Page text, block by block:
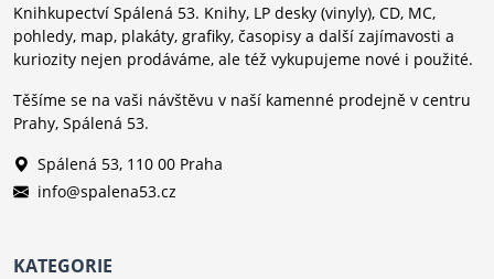
Knihkupectví Spálená 53. Knihy, LP desky (vinyly), CD, MC,
pohledy, map, plakáty, grafiky, časopisy a další zajímavosti a
kuriozity nejen prodáváme, ale též vykupujeme nové i použité.
Těšíme se na vaši návštěvu v naší kamenné prodejně v centru
Prahy, Spálená 53.
Spálená 53, 110 00 Praha
info@spalena53.cz
KATEGORIE